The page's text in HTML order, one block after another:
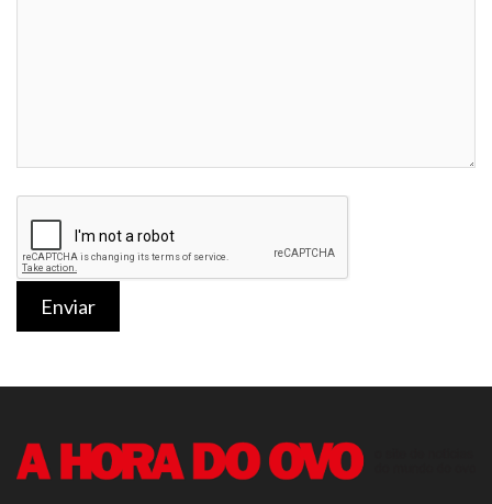
Enviar